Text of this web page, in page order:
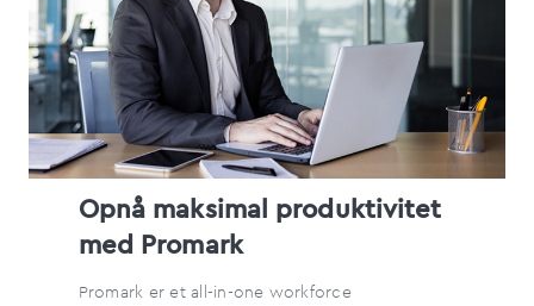
Opnå maksimal produktivitet
med Promark
Promark er et all-in-one workforce